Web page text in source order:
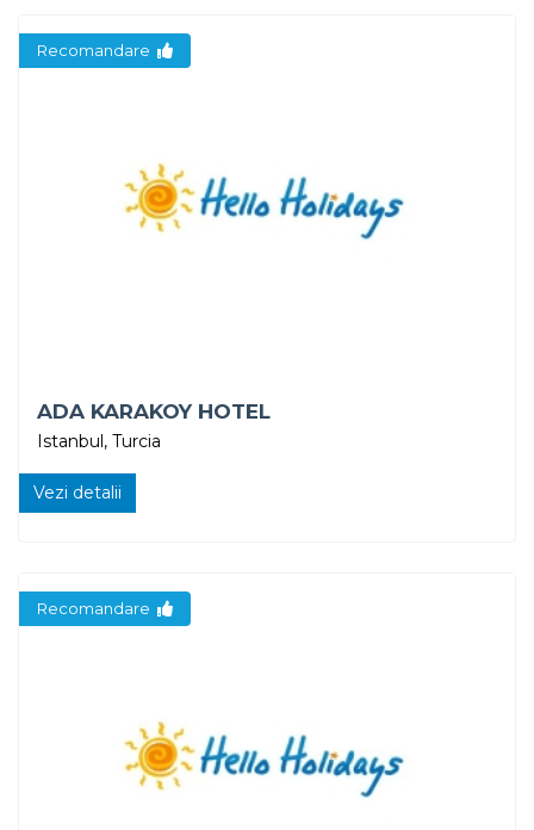
Recomandare
ADA KARAKOY HOTEL
Istanbul, Turcia
Vezi detalii
Recomandare